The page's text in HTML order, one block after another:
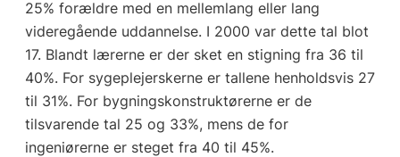
25% forældre med en mellemlang eller lang
videregående uddannelse. I 2000 var dette tal blot
17. Blandt lærerne er der sket en stigning fra 36 til
40%. For sygeplejerskerne er tallene henholdsvis 27
til 31%. For bygningskonstruktørerne er de
tilsvarende tal 25 og 33%, mens de for
ingeniørerne er steget fra 40 til 45%.